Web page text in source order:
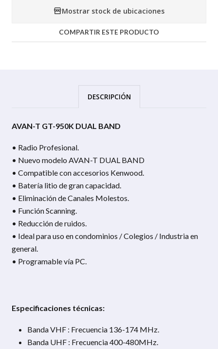
Mostrar stock de ubicaciones
COMPARTIR ESTE PRODUCTO
DESCRIPCIÓN
AVAN-T GT-950K DUAL BAND
• Radio Profesional.
• Nuevo modelo AVAN-T DUAL BAND
• Compatible con accesorios Kenwood.
• Batería litio de gran capacidad.
• Eliminación de Canales Molestos.
• Función Scanning.
• Reducción de ruidos.
• Ideal para uso en condominios / Colegios / Industria en
general.
• Programable vía PC.
Especificaciones técnicas:
Banda VHF : Frecuencia 136-174 MHz.
Banda UHF : Frecuencia 400-480MHz.